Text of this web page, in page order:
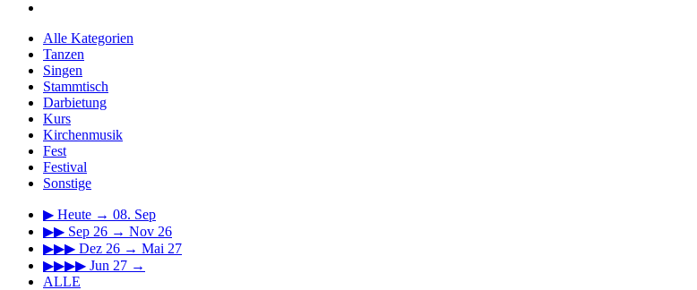
Alle Kategorien
Tanzen
Singen
Stammtisch
Darbietung
Kurs
Kirchenmusik
Fest
Festival
Sonstige
▶ Heute → 08. Sep
▶▶ Sep 26 → Nov 26
▶▶▶ Dez 26 → Mai 27
▶▶▶▶ Jun 27 →
ALLE